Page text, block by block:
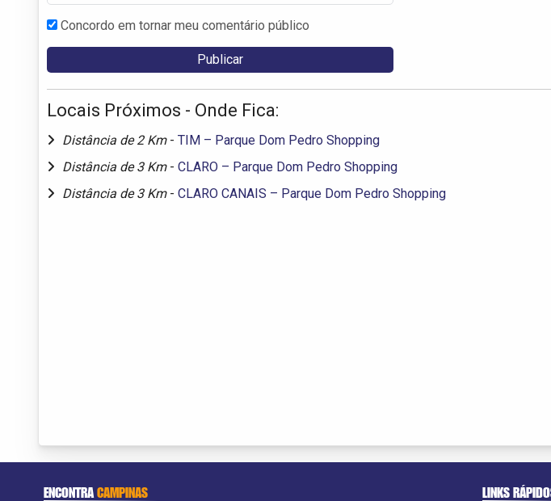
Concordo em tornar meu comentário público
Locais Próximos - Onde Fica:
Distância de 2 Km - TIM – Parque Dom Pedro Shopping
Distância de 3 Km - CLARO – Parque Dom Pedro Shopping
Distância de 3 Km - CLARO CANAIS – Parque Dom Pedro Shopping
ENCONTRACAMPINAS LINKS